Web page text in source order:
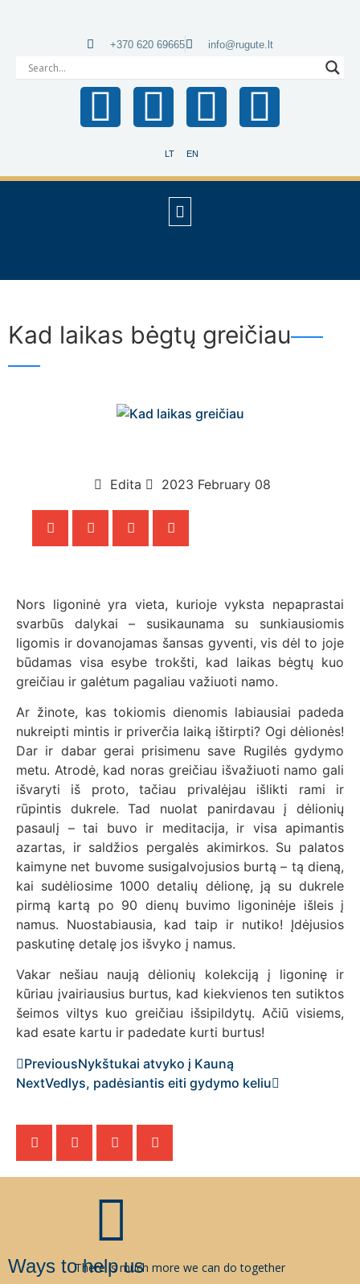
LT EN
+370 620 69665 info@rugute.lt
Kad laikas bėgtų greičiau
Edita 2023 February 08
Nors ligoninė yra vieta, kurioje vyksta nepaprastai
svarbūs dalykai – susikaunama su sunkiausiomis
ligomis ir dovanojamas šansas gyventi, vis dėl to joje
būdamas visa esybe trokšti, kad laikas bėgtų kuo
greičiau ir galėtum pagaliau važiuoti namo.
Ar žinote, kas tokiomis dienomis labiausiai padeda
nukreipti mintis ir priverčia laiką ištirpti? Ogi dėlionės!
Dar ir dabar gerai prisimenu save Rugilės gydymo
metu. Atrodė, kad noras greičiau išvažiuoti namo gali
išvaryti iš proto, tačiau privalėjau išlikti rami ir
rūpintis dukrele. Tad nuolat panirdavau į dėlionių
pasaulį – tai buvo ir meditacija, ir visa apimantis
azartas, ir saldžios pergalės akimirkos. Su palatos
kaimyne net buvome susigalvojusios burtą – tą dieną,
kai sudėliosime 1000 detalių dėlionę, ją su dukrele
pirmą kartą po 90 dienų buvimo ligoninėje išleis į
namus. Nuostabiausia, kad taip ir nutiko! Įdėjusios
paskutinę detalę jos išvyko į namus.
Vakar nešiau naują dėlionių kolekciją į ligoninę ir
kūriau įvairiausius burtus, kad kiekvienos ten sutiktos
šeimos viltys kuo greičiau išsipildytų. Ačiū visiems,
kad esate kartu ir padedate kurti burtus!
PreviousNykštukai atvyko į Kauną
NextVedlys, padėsiantis eiti gydymo keliu
Ways to help usThere is much more we can do together